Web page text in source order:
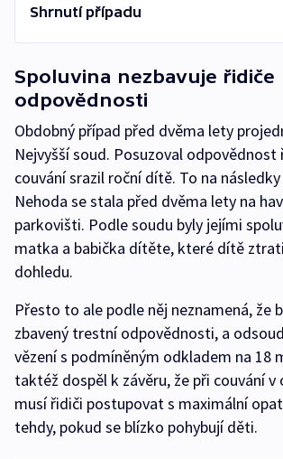
Shrnutí případu
Spoluvina nezbavuje řidiče
odpovědnosti
Obdobný případ před dvěma lety
Nejvyšší soud. Posuzoval
couvání srazil roční dítě. To na
Nehoda se stala před dvěma lety na
parkovišti. Podle soudu byly jejími
matka a babička dítěte, které dítě
dohledu.
Přesto to ale podle něj neznamená, že
zbavený trestní odpovědnosti, a
vězení s podmíněným odkladem na 18
taktéž dospěl k závěru, že při couvání v
musí řidiči postupovat s maximální
tehdy, pokud se blízko pohybují děti.